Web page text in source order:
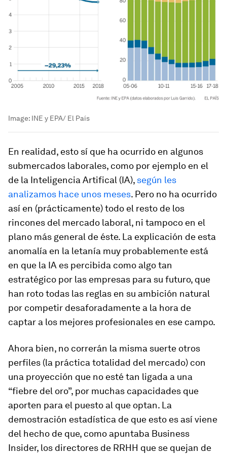
Image: INE y EPA/ El País
En realidad, esto sí que ha ocurrido en algunos
submercados laborales, como por ejemplo en el
de la Inteligencia Artifical (IA), según les
analizamos hace unos meses. Pero no ha ocurrido
así en (prácticamente) todo el resto de los
rincones del mercado laboral, ni tampoco en el
plano más general de éste. La explicación de esta
anomalía en la letanía muy probablemente está
en que la IA es percibida como algo tan
estratégico por las empresas para su futuro, que
han roto todas las reglas en su ambición natural
por competir desaforadamente a la hora de
captar a los mejores profesionales en ese campo.
Ahora bien, no correrán la misma suerte otros
perfiles (la práctica totalidad del mercado) con
una proyección que no esté tan ligada a una
“fiebre del oro”, por muchas capacidades que
aporten para el puesto al que optan. La
demostración estadística de que esto es así viene
del hecho de que, como apuntaba Business
Insider, los directores de RRHH que se quejan de